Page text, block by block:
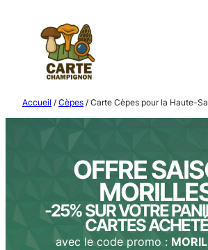
contenu
Accueil / Cèpes / Carte Cèpes pour la Haute-
OFFRE
-25% SUR VOTRE
CARTES
avec le code promo :